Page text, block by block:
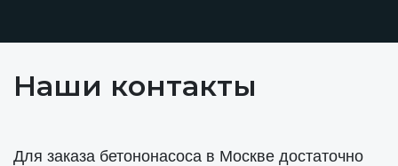
Наши контакты
Для заказа бетононасоса в Москве достаточно